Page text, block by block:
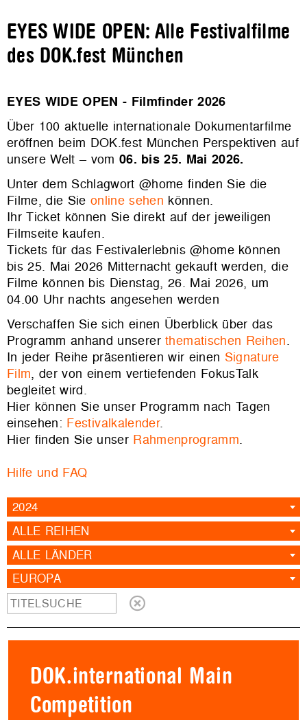
EYES WIDE OPEN: Alle Festivalfilme
des DOK.fest München
EYES WIDE OPEN - Filmfinder 2026
Über 100 aktuelle internationale Dokumentarfilme
eröffnen beim DOK.fest München Perspektiven auf
unsere Welt – vom 06. bis 25. Mai 2026.
Unter dem Schlagwort @home finden Sie die
Filme, die Sie online sehen können.
Ihr Ticket können Sie direkt auf der jeweiligen
Filmseite kaufen.
Tickets für das Festivalerlebnis @home können
bis 25. Mai 2026 Mitternacht gekauft werden, die
Filme können bis Dienstag, 26. Mai 2026, um
04.00 Uhr nachts angesehen werden
Verschaffen Sie sich einen Überblick über das
Programm anhand unsererthematischen Reihen.
In jeder Reihe präsentieren wir einen Signature
Film, der von einem vertiefenden FokusTalk
begleitet wird.
Hier können Sie unser Programm nach Tagen
einsehen: Festivalkalender.
Hier finden Sie unser Rahmenprogramm.
Hilfe und FAQ
2024
ALLE REIHEN
ALLE LÄNDER
EUROPA
DOK.international Main
Competition